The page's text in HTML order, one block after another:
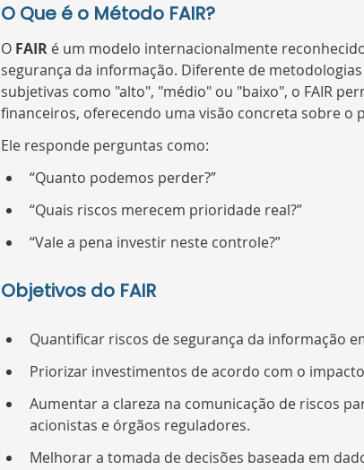
O Que é o Método FAIR?
O FAIR é um modelo internacionalmente
segurança da informação. Diferente de
subjetivas como "alto", "médio" ou "baixo", o FAIR
financeiros, oferecendo uma visão concreta sobre o
Ele responde perguntas como:
“Quanto podemos perder?”
“Quais riscos merecem prioridade real?”
“Vale a pena investir neste controle?”
Objetivos do FAIR
Quantificar riscos de segurança da informação
Priorizar investimentos de acordo com o
Aumentar a clareza na comunicação de riscos
acionistas e órgãos reguladores.
Melhorar a tomada de decisões baseada em